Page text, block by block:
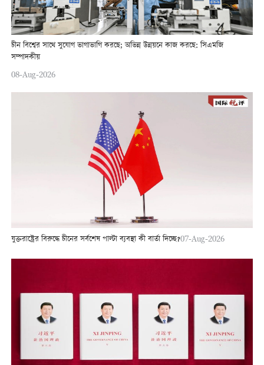
চীন বিশ্বের সাথে সুযোগ ভাগাভাগি করছে; অভিন্ন উন্নয়নে কাজ করছে: সিএমজি
সম্পাদকীয়
08-Aug-2026
যুক্তরাষ্ট্রের বিরুদ্ধে চীনের সর্বশেষ পাল্টা ব্যবস্থা কী বার্তা দিচ্ছে?07-Aug-2026